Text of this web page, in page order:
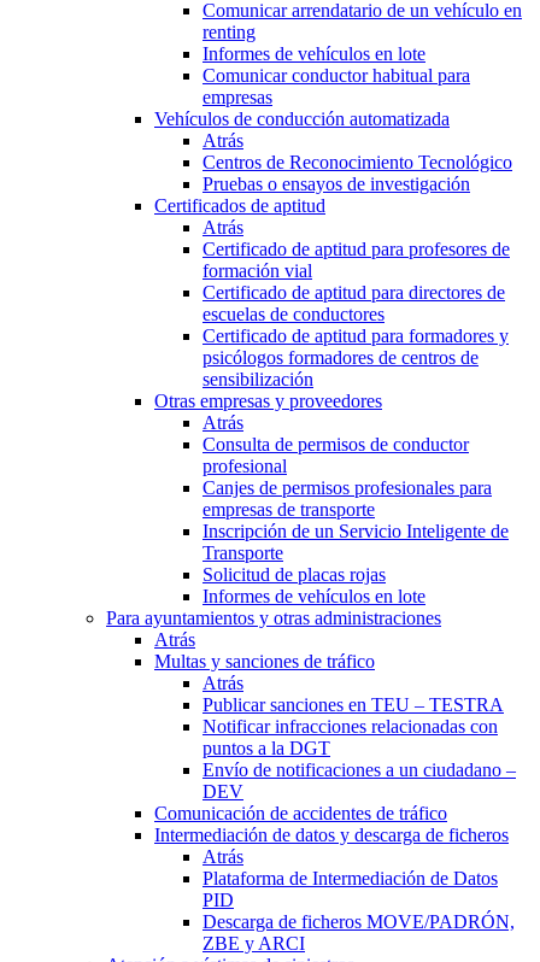
Comunicar arrendatario de un vehículo en
renting
Informes de vehículos en lote
Comunicar conductor habitual para
empresas
Vehículos de conducción automatizada
Atrás
Centros de Reconocimiento Tecnológico
Pruebas o ensayos de investigación
Certificados de aptitud
Atrás
Certificado de aptitud para profesores de
formación vial
Certificado de aptitud para directores de
escuelas de conductores
Certificado de aptitud para formadores y
psicólogos formadores de centros de
sensibilización
Otras empresas y proveedores
Atrás
Consulta de permisos de conductor
profesional
Canjes de permisos profesionales para
empresas de transporte
Inscripción de un Servicio Inteligente de
Transporte
Solicitud de placas rojas
Informes de vehículos en lote
Para ayuntamientos y otras administraciones
Atrás
Multas y sanciones de tráfico
Atrás
Publicar sanciones en TEU – TESTRA
Notificar infracciones relacionadas con
puntos a la DGT
Envío de notificaciones a un ciudadano –
DEV
Comunicación de accidentes de tráfico
Intermediación de datos y descarga de ficheros
Atrás
Plataforma de Intermediación de Datos
PID
Descarga de ficheros MOVE/PADRÓN,
ZBE y ARCI